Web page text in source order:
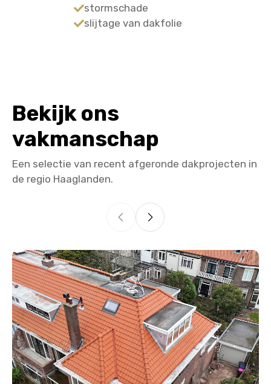
stormschade
slijtage van dakfolie
Bekijk ons
vakmanschap
Een selectie van recent afgeronde dakprojecten in
de regio Haaglanden.